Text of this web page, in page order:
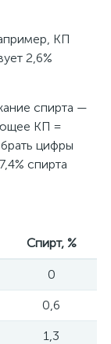
КП
2,6%
спирта —
КП =
цифры
спирта
Спирт, %
0
0,6
1,3